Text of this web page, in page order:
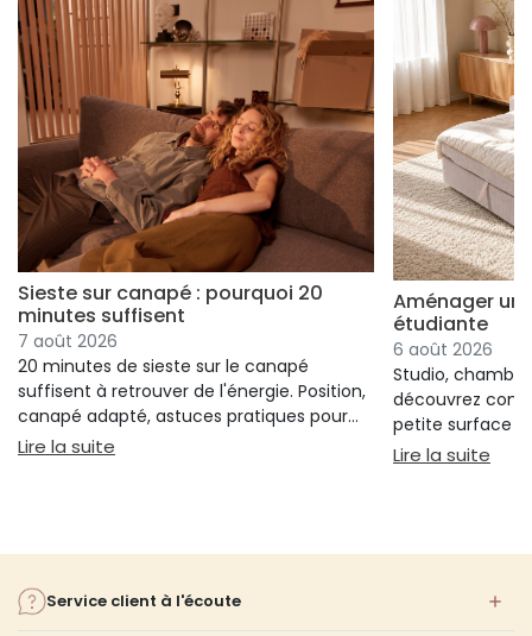
Sieste sur canapé : pourquoi 20
minutes suffisent
7 août 2026
20 minutes de sieste sur le canapé
suffisent à retrouver de l'énergie. Position,
canapé adapté, astuces pratiques pour
bien s'installer.
Lire la suite : Sieste sur canapé : pourquoi 20 minutes
Aménager un
étudiante
6 août 2026
Studio,
découvrez
petite surface à
confort ni
Lire la suite
Service client à l'écoute